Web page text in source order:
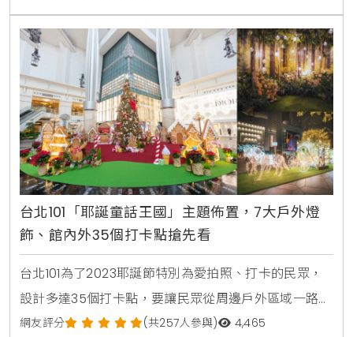
特色的聖誕好拍景點。今年聖誕節要來秀泰看喵的理
由，除了巨型貓跳台聖誕樹，可以看到喵嗚公園經典貓
貓角色「肚肚、阿肥、媽媽」等角色外，還有3款秀泰
生活專為貓奴們
台北101「耶誕童話王國」主題佈置，7大戶外燈
飾、館內外35個打卡點搶先看
台北101為了2023耶誕節特別為愛拍照、打卡的民眾，
設計多達35個打卡點，要讓民眾從周邊戶外區域一路玩
到館內不同樓層，只需一個轉彎或換個樓層，就會有令
網友評分 (共257人參與) 4,465